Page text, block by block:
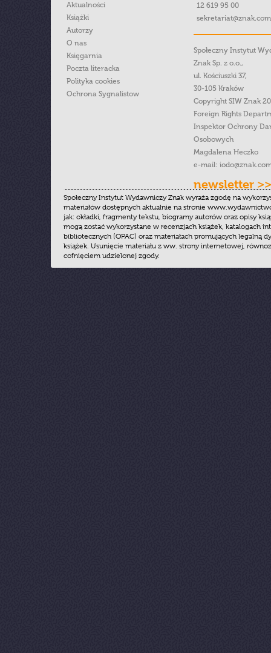
Aktualności
Książki
Autorzy
O nas
Księgarnia
Poczta literacka
Polityka cookies
Ochrona Sygnalistow
12 619 95 00
Społeczny Instytut
Znak Sp. z o.o.,
ul. Kościuszki 37,
30-105 Kraków
Copyright SIW Znak
Foreign Rights
Inspektor Ochrony
Osobowych
Magdalena Heczko
e-mail:
newsletter >>
Społeczny Instytut Wydawniczy Znak wyraża zgodę na
materiałów dostępnych aktualnie na stronie
jak: okładki, fragmenty tekstu, biogramy autorów oraz opisy
mogą zostać wykorzystane w recenzjach książek, katalogach
bibliotecznych (OPAC) oraz materiałach promujących legalną
książek. Usunięcie materiału z ww. strony internetowej,
cofnięciem udzielonej zgody.